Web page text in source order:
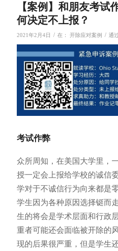
【案例】和朋友考试
何决定不上报？
2021年2月4日 / 在： 开除应对案例 / 通
考试作弊
众所周知，在美国大学里，
授一定会上报给学校的诚信
学对于不诚信行为向来都是
学生因为各种原因选择铤而
生的将会是学术层面和行政
重者可能还会面临被开除的
现的后果很严重，但是学生